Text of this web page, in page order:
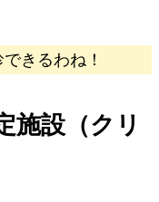
きるわね！
施設（クリ